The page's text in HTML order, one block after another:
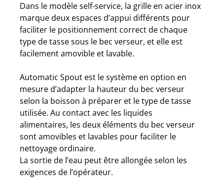
Dans le modèle self-service, la grille en acier inox
marque deux espaces d’appui différents pour
faciliter le positionnement correct de chaque
type de tasse sous le bec verseur, et elle est
facilement amovible et lavable.
Automatic Spout est le système en option en
mesure d’adapter la hauteur du bec verseur
selon la boisson à préparer et le type de tasse
utilisée. Au contact avec les liquides
alimentaires, les deux éléments du bec verseur
sont amovibles et lavables pour faciliter le
nettoyage ordinaire.
La sortie de l’eau peut être allongée selon les
exigences de l’opérateur.